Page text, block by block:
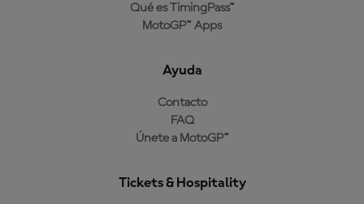
Qué es TimingPass™
MotoGP™ Apps
Ayuda
Contacto
FAQ
Únete a MotoGP™
Tickets & Hospitality